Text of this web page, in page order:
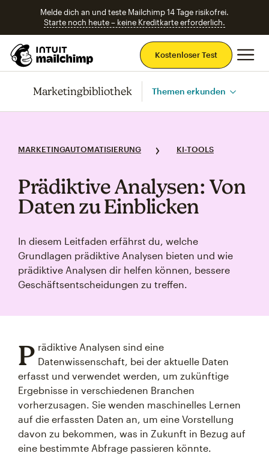
Melde dich an und teste Mailchimp 14 Tage risikofrei.
Starte noch heute – keine Kreditkarte erforderlich.
Kostenloser Test
Marketingbibliothek Themen erkunden
MARKETINGAUTOMATISIERUNG KI-TOOLS
Prädiktive Analysen: Von
Daten zu Einblicken
In diesem Leitfaden erfährst du, welche
Grundlagen prädiktive Analysen bieten und wie
prädiktive Analysen dir helfen können, bessere
Geschäftsentscheidungen zu treffen.
P rädiktive Analysen sind eine
Datenwissenschaft, bei der aktuelle Daten
erfasst und verwendet werden, um zukünftige
Ergebnisse in verschiedenen Branchen
vorherzusagen. Sie wenden maschinelles Lernen
auf die erfassten Daten an, um eine Vorstellung
davon zu bekommen, was in Zukunft in Bezug auf
eine bestimmte Abfrage passieren könnte.